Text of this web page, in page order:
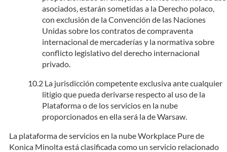
asociados, estarán sometidas a la Derecho polaco,
con exclusión de la Convención de las Naciones
Unidas sobre los contratos de compraventa
internacional de mercaderías y la normativa sobre
conflicto legislativo del derecho internacional
privado.
La jurisdicción competente exclusiva ante cualquier
litigio que pueda derivarse respecto al uso de la
Plataforma o de los servicios en la nube
proporcionados en ella será la de Warsaw.
La plataforma de servicios en la nube Workplace Pure de
Konica Minolta está clasificada como un servicio relacionado